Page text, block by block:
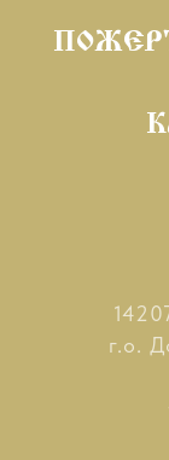
г.о.